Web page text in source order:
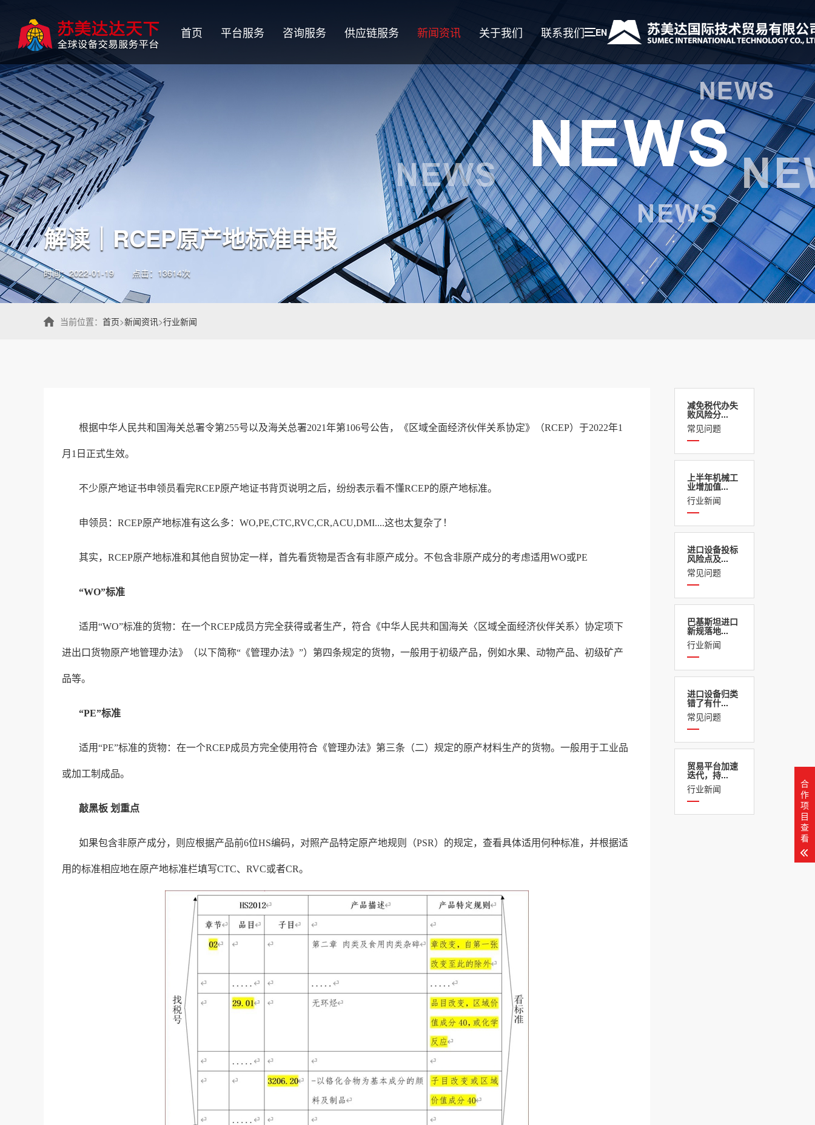
首页 平台服务 咨询服务 供应链服务 新闻资讯 关于我们 联系我们 EN
解读｜RCEP原产地标准申报
时间：2022-01-19 点击：13614次
当前位置： 首页>新闻资讯>行业新闻
减免税代办失
败风险分...
常见问题
上半年机械工
业增加值...
行业新闻
进口设备投标
风险点及...
常见问题
巴基斯坦进口
新规落地...
行业新闻
进口设备归类
错了有什...
常见问题
贸易平台加速
迭代，持...
行业新闻
根据中华人民共和国海关总署令第255号以及海关总署2021年第106号公告，《区域全面经济伙伴关系协定》（RCEP）于2022年1
月1日正式生效。
不少原产地证书申领员看完RCEP原产地证书背页说明之后，纷纷表示看不懂RCEP的原产地标准。
申领员：RCEP原产地标准有这么多：WO,PE,CTC,RVC,CR,ACU,DMI....这也太复杂了！
其实，RCEP原产地标准和其他自贸协定一样，首先看货物是否含有非原产成分。不包含非原产成分的考虑适用WO或PE
“WO”标准
适用“WO”标准的货物：在一个RCEP成员方完全获得或者生产，符合《中华人民共和国海关〈区域全面经济伙伴关系〉协定项下
进出口货物原产地管理办法》（以下简称“《管理办法》”）第四条规定的货物，一般用于初级产品，例如水果、动物产品、初级矿产
品等。
“PE”标准
适用“PE”标准的货物：在一个RCEP成员方完全使用符合《管理办法》第三条（二）规定的原产材料生产的货物。一般用于工业品
或加工制成品。
敲黑板 划重点
如果包含非原产成分，则应根据产品前6位HS编码，对照产品特定原产地规则（PSR）的规定，查看具体适用何种标准，并根据适
用的标准相应地在原产地标准栏填写CTC、RVC或者CR。
合
作
项
目
查
看